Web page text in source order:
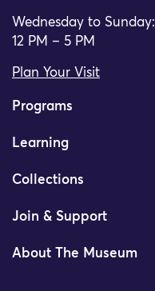
Wednesday to Sunday:
12 PM – 5 PM
Plan Your Visit
Programs
Learning
Collections
Join & Support
About The Museum